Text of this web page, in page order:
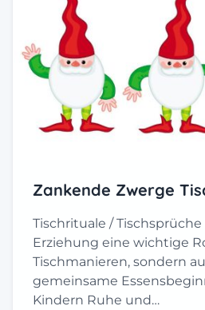
Zankende Zwerge
Tischrituale /
Erziehung eine wichtige
Tischmanieren, sondern
gemeinsame
Kindern Ruhe und…